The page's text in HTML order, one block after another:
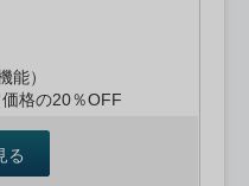
能）
格の20％OFF
る